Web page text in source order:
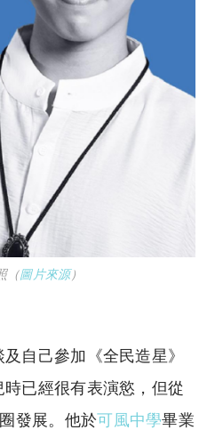
（圖片來源）
自己參加《全民造星》
已經很有表演慾，但從
發展。他於可風中學畢業